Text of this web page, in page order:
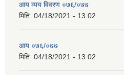
आय व्यय विवरण ०७६/०७७
मिति: 04/18/2021 - 13:02
आय ०७६/०७७
मिति: 04/18/2021 - 13:02